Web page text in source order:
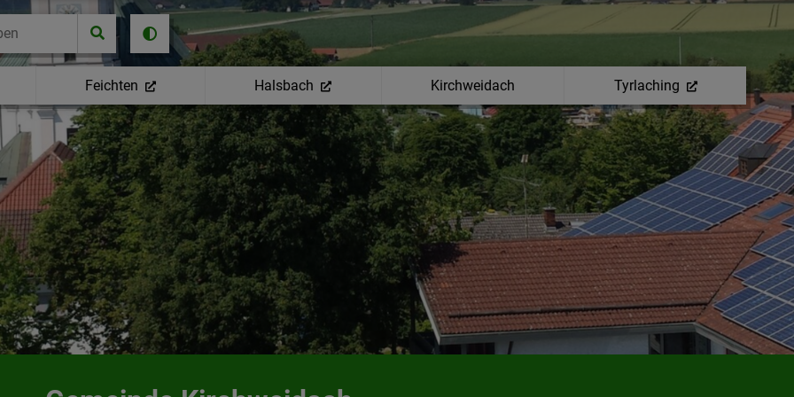
Feichten Halsbach Kirchweidach Tyrlaching